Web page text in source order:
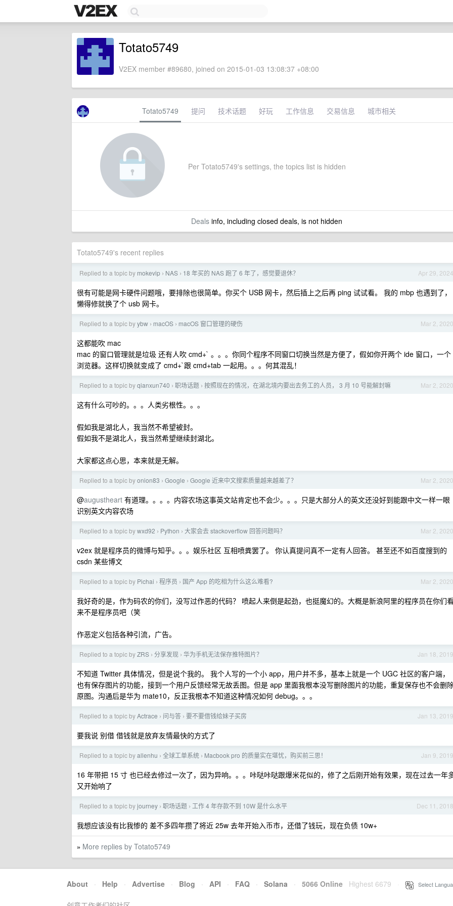
Totato5749
V2EX member #89680, joined on 2015-01-03 13:08:37 +08:00
Totato5749 提问 技术话题 好玩 工作信息 交易信息 城市相关
Per Totato5749's settings, the topics list is hidden
Dealsinfo, including closed deals, is not hidden
Totato5749's recent replies
Apr 29, 2024
Replied to a topic by mokevip › NAS › 18 年买的 NAS 跑了 6 年了，感觉要退休？
很有可能是网卡硬件问题哦，要排除也很简单。你买个 USB 网卡，然后插上之后再 ping 试试看。 我的 mbp 也遇到了，
懒得修就换了个 usb 网卡。
Mar 2, 2020
Replied to a topic byybw › macOS › macOS 窗口管理的硬伤
这都能吹 mac
mac 的窗口管理就是垃圾 还有人吹 cmd+` 。。。你同个程序不同窗口切换当然是方便了，假如你开两个 ide 窗口，一个
浏览器。这样切换就变成了 cmd+`跟 cmd+tab 一起用。。。何其混乱！
Mar 2, 2020
Replied to a topic byqianxun740 › 职场话题 › 按照现在的情况，在湖北境内要出去务工的人员， 3 月 10 号能解封嘛
这有什么可吵的。。。人类劣根性。。。
假如我是湖北人，我当然不希望被封。
假如我不是湖北人，我当然希望继续封湖北。
大家都这点心思，本来就是无解。
Mar 2, 2020
Replied to a topic byonion83 › Google › Google 近来中文搜索质量越来越差了？
@augustheart 有道理。。。。内容农场这事英文站肯定也不会少。。。只是大部分人的英文还没好到能跟中文一样一眼
识别英文内容农场
Mar 2, 2020
Replied to a topic bywxd92 › Python › 大家会去 stackoverflow 回答问题吗？
v2ex 就是程序员的微博与知乎。。。娱乐社区 互相喷粪罢了。 你认真提问真不一定有人回答。 甚至还不如百度搜到的
csdn 某些博文
Mar 2, 2020
Replied to a topic by Pichai › 程序员 › 国产 App 的吃相为什么这么难看?
我好奇的是，作为码农的你们，没写过作恶的代码？ 喷起人来倒是起劲，也挺魔幻的。大概是新浪阿里的程序员在你们
来不是程序员吧（笑
作恶定义包括各种引流，广告。
Jan 18, 2019
Replied to a topic byZRS › 分享发现 › 华为手机无法保存推特图片？
不知道 Twitter 具体情况，但是说个我的。 我个人写的一个小 app，用户并不多，基本上就是一个 UGC 社区的客户端，
也有保存图片的功能，接到一个用户反馈经常无故丢图。但是 app 里面我根本没写删除图片的功能，重复保存也不会删
原图。沟通后是华为 mate10，反正我根本不知道这种情况如何 debug。。。
Jan 13, 2019
Replied to a topic byActrace › 问与答 › 要不要借钱给妹子买房
要我说 别借 借钱就是放弃友情最快的方式了
Jan 9, 2019
Replied to a topic byallenhu › 全球工单系统 › Macbook pro 的质量实在堪忧，购买前三思！
16 年带把 15 寸 也已经去修过一次了，因为异响。。。咔哒咔哒跟爆米花似的，修了之后刚开始有效果，现在过去一年
又开始响了
Dec 11, 2018
Replied to a topic byjourney › 职场话题 › 工作 4 年存款不到 10W 是什么水平
我想应该没有比我惨的 差不多四年攒了将近 25w 去年开始入币市，还借了钱玩，现在负债 10w+
» More replies by Totato5749
About · Help · Advertise · Blog · API · FAQ · Solana · 5066 Online Highest 6679 Select